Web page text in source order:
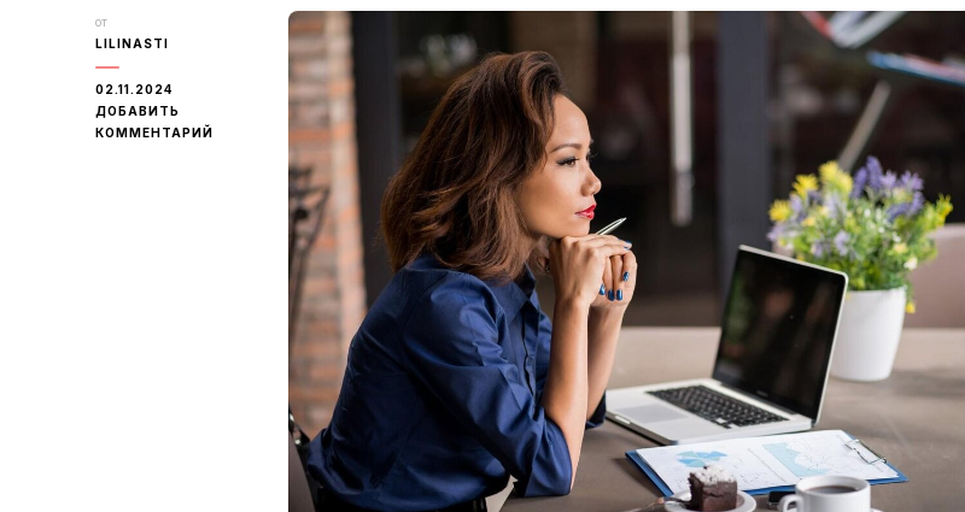
от
LILINASTI
02.11.2024
ДОБАВИТЬ
КОММЕНТАРИЙ
СПОСОБОВ
КРЕАТИВНОСТЬ